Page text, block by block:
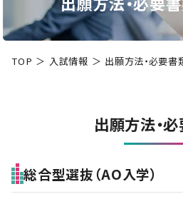
TOP 入試情報 出願方法・必要書
出願方法・
総合型選抜（AO入学）